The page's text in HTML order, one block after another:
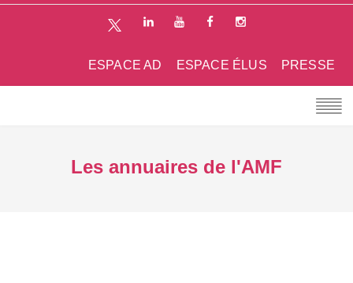
PRESSE
ESPACE ÉLUS
ESPACE AD
Les annuaires de l'AMF